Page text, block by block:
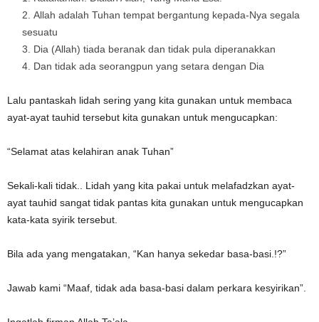
Allah adalah Tuhan tempat bergantung kepada-Nya segala
sesuatu
Dia (Allah) tiada beranak dan tidak pula diperanakkan
Dan tidak ada seorangpun yang setara dengan Dia
Lalu pantaskah lidah sering yang kita gunakan untuk membaca
ayat-ayat tauhid tersebut kita gunakan untuk mengucapkan:
“Selamat atas kelahiran anak Tuhan”
Sekali-kali tidak.. Lidah yang kita pakai untuk melafadzkan ayat-
ayat tauhid sangat tidak pantas kita gunakan untuk mengucapkan
kata-kata syirik tersebut.
Bila ada yang mengatakan, “Kan hanya sekedar basa-basi.!?”
Jawab kami “Maaf, tidak ada basa-basi dalam perkara kesyirikan”.